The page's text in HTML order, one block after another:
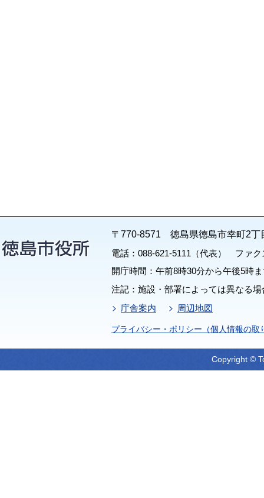
〒770-8571 徳島県徳島市幸町2丁
電話：088-621-5111（代表） ファク
開庁時間：午前8時30分から午後5時
注記：施設・部署によっては異なる
庁舎案内
周辺地図
プライバシー・ポリシー（個人情報の取
Copyright ©